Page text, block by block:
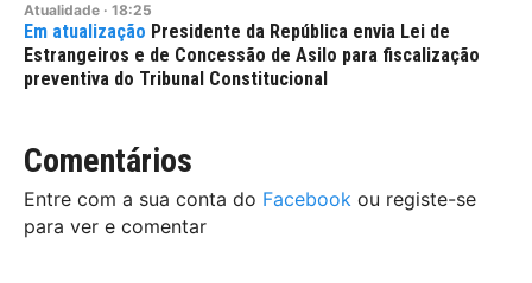
Atualidade · 18:25
Presidente da República envia Lei de
Estrangeiros e de Concessão de Asilo para fiscalização
preventiva do Tribunal Constitucional
Comentários
Entre com a sua conta do Facebook ou registe-se
para ver e comentar